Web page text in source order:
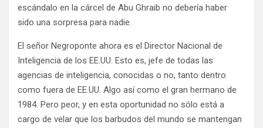
escándalo en la cárcel de Abu Ghraib no debería haber
sido una sorpresa para nadie.
El señor Negroponte ahora es el Director Nacional de
Inteligencia de los EE.UU. Esto es, jefe de todas las
agencias de inteligencia, conocidas o no, tanto dentro
como fuera de EE.UU. Algo así como el gran hermano de
1984. Pero peor, y en esta oportunidad no sólo está a
cargo de velar que los barbudos del mundo se mantengan